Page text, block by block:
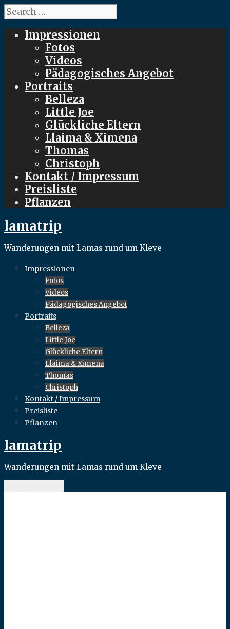
Search
for:
Impressionen
Fotos
Videos
Pädagogisches Angebot
Portraits
Belleza
Little Joe
Glückliche Eltern
Llaima & Ximena
Thomas
Christoph
Kontakt / Impressum
Preisliste
Pflanzen
lamatrip
Wanderungen mit Lamas rund um Kleve
Impressionen
Fotos
Videos
Pädagogisches Angebot
Portraits
Belleza
Little Joe
Glückliche Eltern
Llaima & Ximena
Thomas
Christoph
Kontakt / Impressum
Preisliste
Pflanzen
lamatrip
Wanderungen mit Lamas rund um Kleve